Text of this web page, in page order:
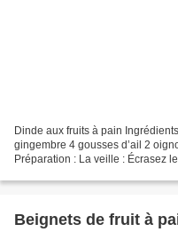
Dinde aux fruits à pain
gingembre 4 gousses d’ail 2
Préparation : La veille : Écrasez
Beignets de fruit à